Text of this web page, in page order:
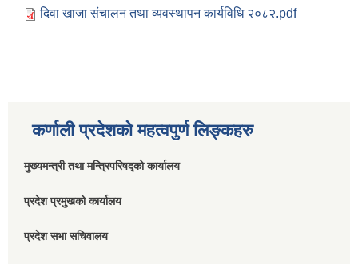
दिवा खाजा संचालन तथा व्यवस्थापन कार्यविधि २०८२.pdf
कर्णाली प्रदेशको महत्वपुर्ण लिङ्कहरु
मुख्यमन्त्री तथा मन्त्रिपरिषद्को कार्यालय
प्रदेश प्रमुखको कार्यालय
प्रदेश सभा सचिवालय